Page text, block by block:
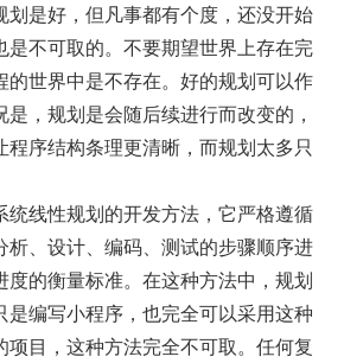
划是好，但凡事都有个度，还没开始
是不可取的。不要期望世界上存在完
的世界中是不存在。好的规划可以作
，规划是会随后续进行而改变的，
程序结构条理更清晰，而规划太多只
统线性规划的开发方法，它严格遵循
析、设计、编码、测试的步骤顺序进
度的衡量标准。在这种方法中，规划
是编写小程序，也完全可以采用这种
项目，这种方法完全不可取。任何复